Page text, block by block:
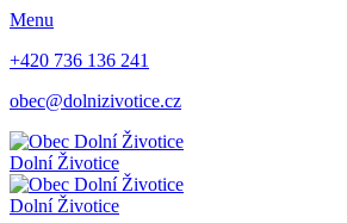
Menu
+420 736 136 241
obec@dolnizivotice.cz
Dolní Životice
Dolní Životice